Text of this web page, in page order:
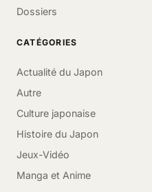
Dossiers
CATÉGORIES
Actualité du Japon
Autre
Culture japonaise
Histoire du Japon
Jeux-Vidéo
Manga et Anime